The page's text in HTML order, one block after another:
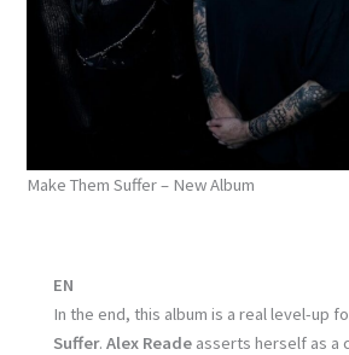
Make Them Suffer – New Album
EN
In the end, this album is a real level-up
Suffer.Alex Reade asserts herself as a